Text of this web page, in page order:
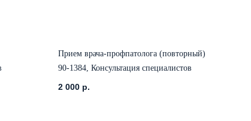
Прием врача-профпатолога (повторный)
90-1384, Консультация специалистов
2 000 р.